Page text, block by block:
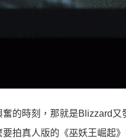
的時刻，那就是Blizzard
拍真人版的《巫妖王崛起